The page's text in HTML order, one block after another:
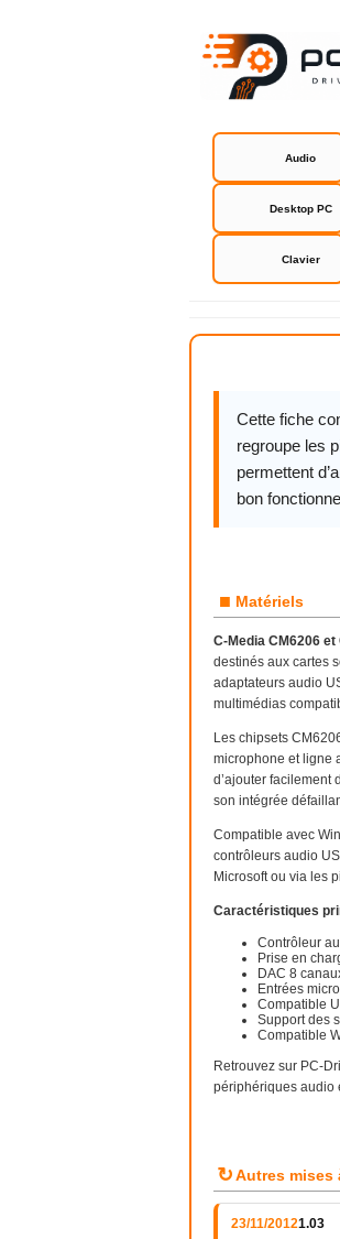
Audio
Desktop PC
Clavier
Cette fiche
regroupe les
permettent
bon
■ Matériels
C-Media CM6206
destinés aux cartes
adaptateurs audio
multimédias
Les chipsets
microphone et ligne
d’ajouter facilement
son intégrée
Compatible avec
contrôleurs audio
Microsoft ou via les
Caractéristiques
Contrôleur
Prise en
DAC 8
Entrées
Compatible
Support des
Compatible
Retrouvez sur PC-
périphériques audio
↻Autres mises
23/11/20121.03